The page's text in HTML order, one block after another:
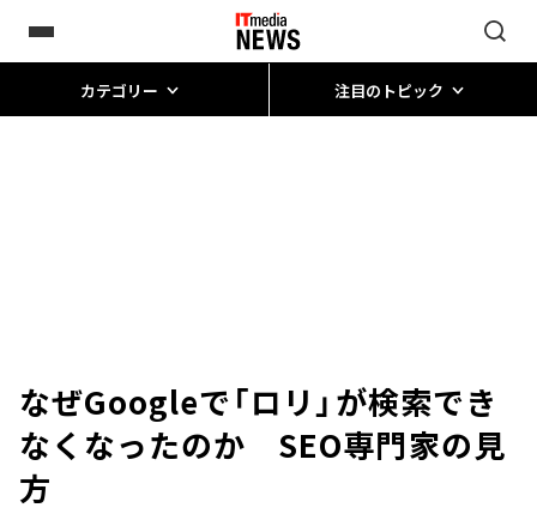
カテゴリー 注目のトピック
なぜGoogleで「ロリ」が検索でき
なくなったのか SEO専門家の見
方